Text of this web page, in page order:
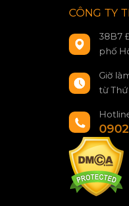
CÔNG TY
38B7
phố
Giờ
từ